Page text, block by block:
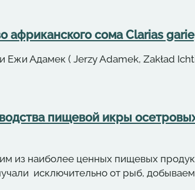
африканского сома Clarias
Ежи Адамек ( Jerzy Adamek, Zakład
пищевой икры
из наиболее ценных пищевых
исключительно от рыб,